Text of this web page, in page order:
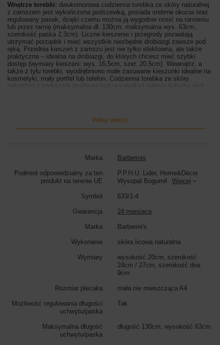
Wnętrze torebki: dwukomorowa codzienna torebka ze skóry naturalnej
z zamszem jest wykończona podszewką, posiada srebrne okucia oraz
regulowany pasek, dzięki czemu można ją wygodnie nosić na ramieniu
lub przez ramię (maksymalna dł. 130cm, maksymalna wys. 63cm,
szerokość paska 2,3cm). Liczne kieszenie i przegrody pozwalają
utrzymać porządek i mieć wszystkie niezbędne drobiazgi zawsze pod
ręką. Przednia kieszeń z zamszu jest nie tylko efektowna, ale także
praktyczna – idealna na drobiazgi, do których chcesz mieć szybki
dostęp (wymiary kieszeni: wys. 16,5cm, szer. 20,5cm). Wewnątrz, a
także z tyłu torebki, wyodrębniono małe zasuwane kieszonki idealne na
kosmetyki, mały portfel lub telefon. Codzienna torebka ze skóry
naturalnej z zamszem dostępna jest w szerokiej palecie kolorów, jest
Kolor torebki:granatowy
Pokaż więcej
Marka Barberinis
Podmiot odpowiedzialny za ten
produkt na terenie UE
P.P.H.U. Lider, Home&Décor
Wysopal Bogumił
Więcej
Symbol 633/1-4
Gwarancja 24 miesiące
Marka Barberini's
Wykonanie skóra licowa naturalna
Wymiary
wysokość 20cm, szerokość
24cm / 27cm, szerokość dna
9cm
Rozmiar plecaka mała nie mieszcząca A4
Możliwość regulowania długości
uchwytu/paska
Tak
Maksymalna długość
uchwytu/paska
długość 130cm; wysokość 63cm